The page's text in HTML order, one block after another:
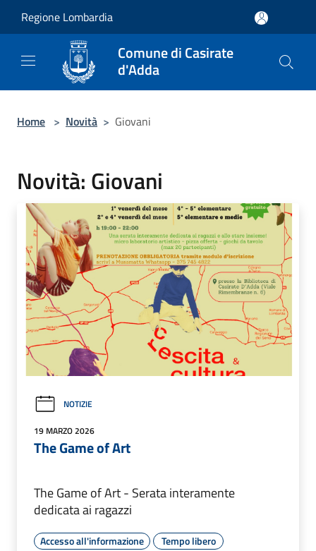
Regione Lombardia
Comune di Casirate
d'Adda
Home > Novità > Giovani
Novità: Giovani
NOTIZIE
19 MARZO 2026
The Game of Art
The Game of Art - Serata interamente
dedicata ai ragazzi
Accesso all'informazione Tempo libero